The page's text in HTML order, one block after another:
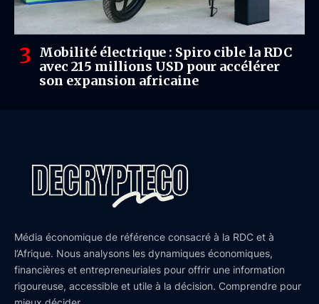
Mobilité électrique : Spiro cible la RDC
avec 215 millions USD pour accélérer
son expansion africaine
Média économique de référence consacré à la RDC et à
l’Afrique. Nous analysons les dynamiques économiques,
financières et entrepreneuriales pour offrir une information
rigoureuse, accessible et utile à la décision. Comprendre pour